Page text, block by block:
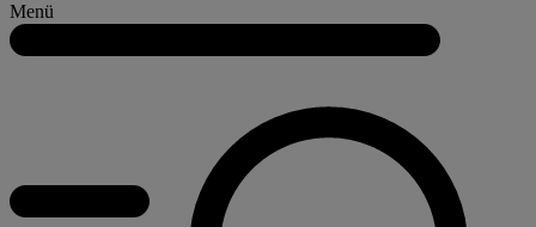
Menü